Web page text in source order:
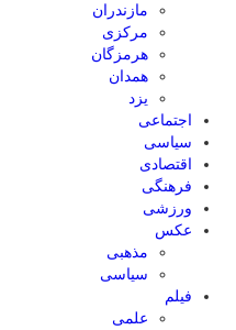
مازندران
مرکزی
هرمزگان
همدان
یزد
اجتماعی
سیاسی
اقتصادی
فرهنگی
ورزشی
عکس
مذهبی
سیاسی
فیلم
علمی